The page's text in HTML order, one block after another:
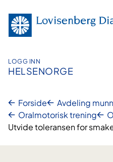
innhold
LOGG INN
HELSENORGE
Forside Avdeling
Oralmotorisk trening
Utvide toleransen for